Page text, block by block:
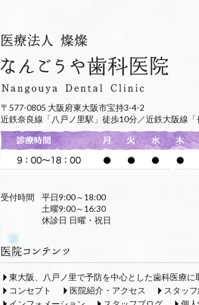
〒577-0805 大阪府東大阪市宝持3-4-2
近鉄奈良線「八戸ノ里駅」徒歩10分／近鉄大阪線
受付時間
平日9:00～18:00
土曜9:00～16:30
休診日 日曜・祝日
東大阪、八戸ノ里で予防を中心とした歯科医療
コンセプト
医院紹介・アクセス スタッ